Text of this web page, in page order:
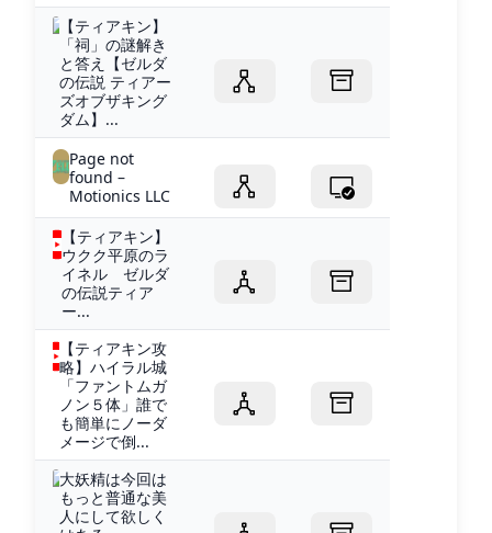
【ティアキン】
「祠」の謎解き
と答え【ゼルダ
の伝説 ティアー
ズオブザキング
ダム】...
Page not
found –
Motionics LLC
【ティアキン】
ウクク平原のラ
イネル ゼルダ
の伝説ティア
ー...
【ティアキン攻
略】ハイラル城
「ファントムガ
ノン５体」誰で
も簡単にノーダ
メージで倒...
大妖精は今回は
もっと普通な美
人にして欲しく